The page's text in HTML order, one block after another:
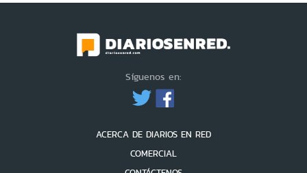
Síguenos en:
ACERCA DE DIARIOS EN RED
COMERCIAL